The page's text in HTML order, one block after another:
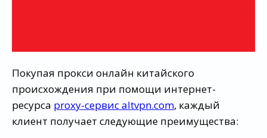
Покупая прокси онлайн китайского
происхождения при помощи интернет-
ресурса proxy-сервис altvpn.com, каждый
клиент получает следующие преимущества: